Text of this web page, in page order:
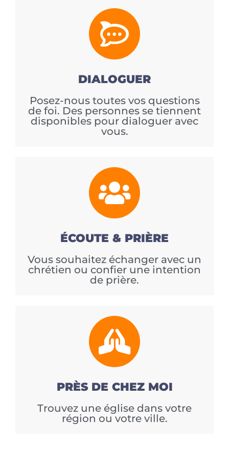
DIALOGUER
Posez-nous toutes vos questions
de foi. Des personnes se tiennent
disponibles pour dialoguer avec
vous.
ÉCOUTE & PRIÈRE
Vous souhaitez échanger avec un
chrétien ou confier une intention
de prière.
PRÈS DE CHEZ MOI
Trouvez une église dans votre
région ou votre ville.